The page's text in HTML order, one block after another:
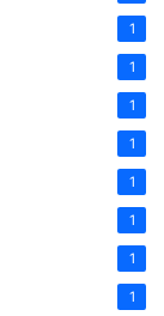
1
1
1
1
1
1
1
1